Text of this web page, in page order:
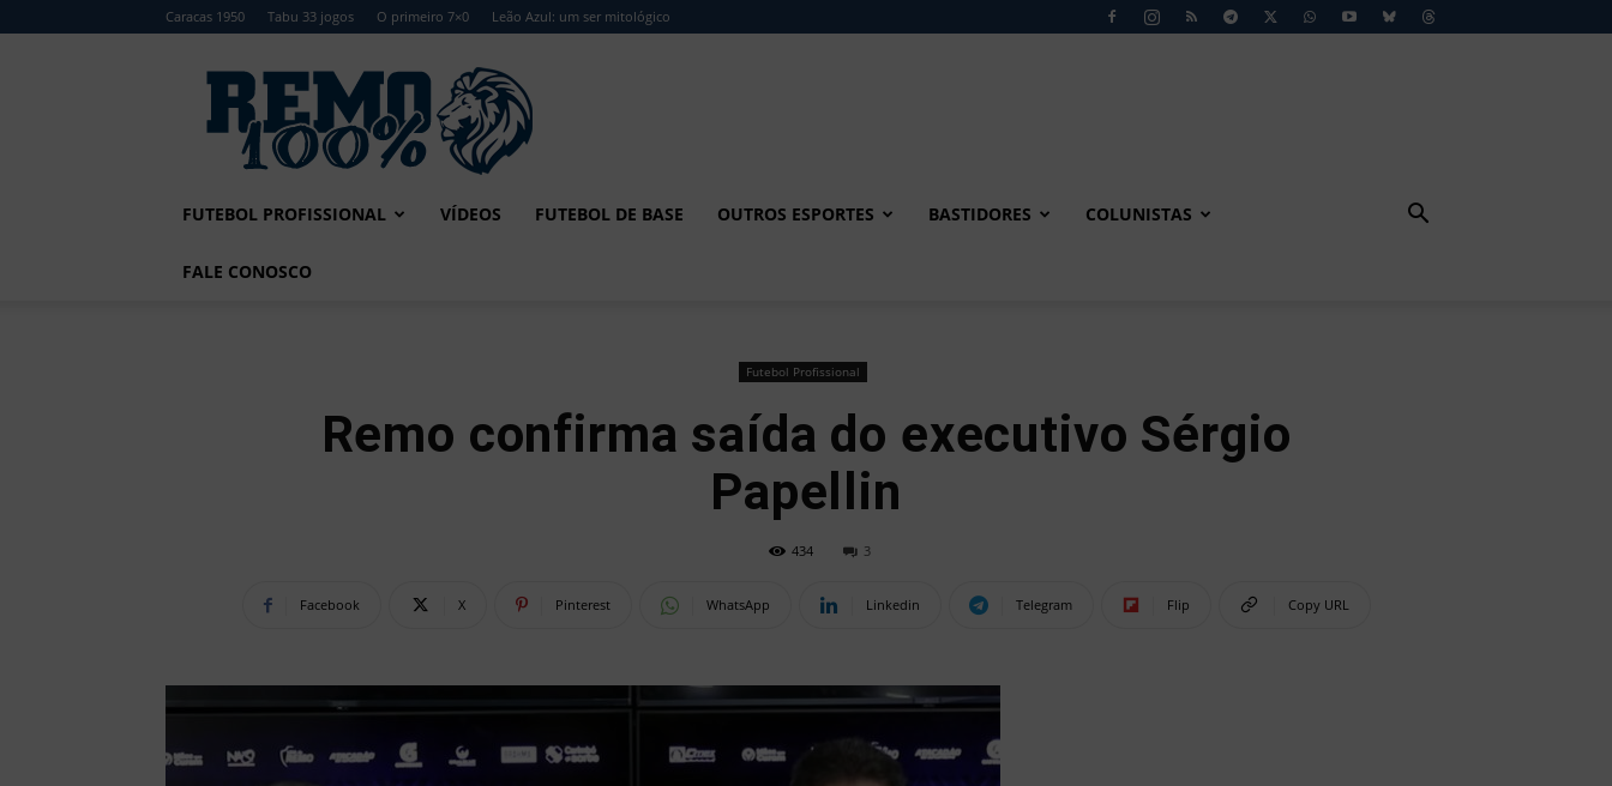
Caracas 1950 Tabu 33 jogos O primeiro 7×0 Leão Azul: um ser mitológico
Remo
FUTEBOL PROFISSIONAL VÍDEOS FUTEBOL DE BASE OUTROS ESPORTES BASTIDORES COLUNISTAS
FALE CONOSCO
Futebol Profissional
Remo confirma saída do executivo Sérgio
Papellin
434 3
Facebook X Pinterest WhatsApp Linkedin Telegram Flip Copy URL